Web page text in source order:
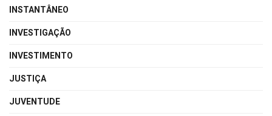
INSTANTÂNEO
INVESTIGAÇÃO
INVESTIMENTO
JUSTIÇA
JUVENTUDE